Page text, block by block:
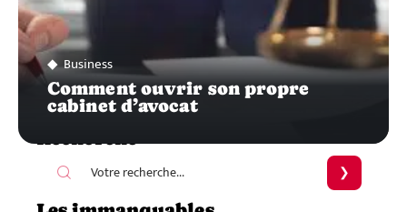
Business
Comment ouvrir son propre
cabinet d’avocat